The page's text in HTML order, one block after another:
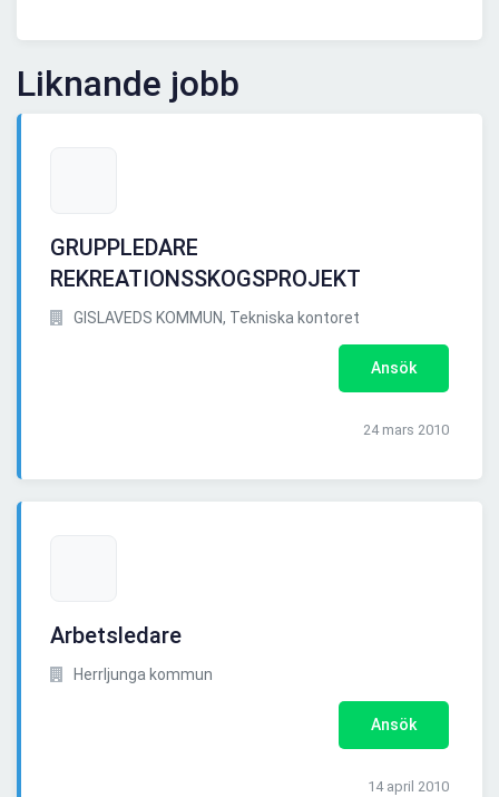
Liknande jobb
GRUPPLEDARE
REKREATIONSSKOGSPROJEKT
GISLAVEDS KOMMUN, Tekniska kontoret
Ansök
24 mars 2010
Arbetsledare
Herrljunga kommun
Ansök
14 april 2010